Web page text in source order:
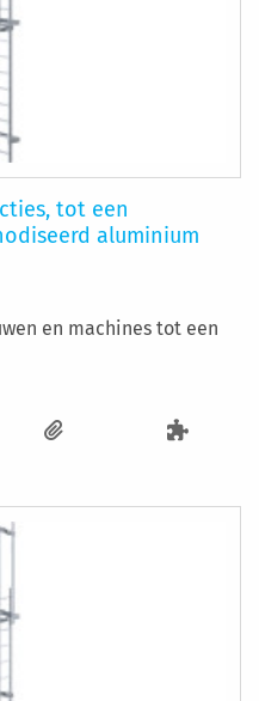
tot een
aluminium
en machines tot een